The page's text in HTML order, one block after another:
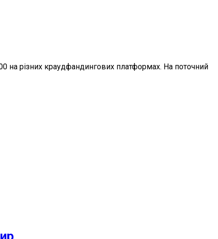
на різних краудфандингових платформах. На поточний